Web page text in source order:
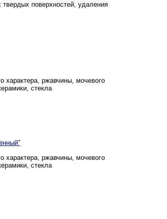
твердых поверхностей, удаления
характера, ржавчины, мочевого
стекла
характера, ржавчины, мочевого
стекла